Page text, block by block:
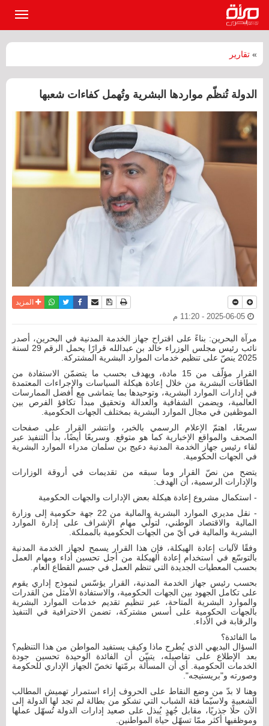
» تقارير
الدولة تُنظّم مواردها البشرية وتُهمل كفاءات شعبها
نسخة للطباعة
حفظ الموضوع
أرسل الى صديق
فيسبوكتويترواتسابالمزيد
مرآة البحرين: بناءً على اقتراح جهاز الخدمة المدنية في البحرين، أصدر
نائب رئيس مجلس الوزراء خالد بن عبدالله قرارًا يحمل الرقم 29 لسنة
2025 ينصّ على تنظيم خدمات الموارد البشرية المشتركة.
القرار مؤلّف من 15 مادة، ويهدف بحسب ما يتضمّن الاستفادة من
الطاقات البشرية من خلال إعادة هيكلة السياسات والإجراءات المعتمدة
في إدارات الموارد البشرية، وتوحيدها بما يتماشى مع أفضل الممارسات
العالمية، ويضمن الشفافية والعدالة وتحقيق مبدأ تكافؤ الفرص بين
الموظفين في مجال الموارد البشرية بمختلف الجهات الحكومية.
سريعًا، اهتمّ الإعلام الرسمي بالخبر، وانتشر القرار على صفحات
الصحف والمواقع الإخبارية كما هو متوقع. وسريعًا أيضًا، بدأ التنفيذ عبر
لقاء رئيس جهاز الخدمة المدنية دعيج بن سلمان مدراء الموارد البشرية
في الجهات الحكومية.
يتضح من نصّ القرار وما سبقه من تقديمات في أروقة الوزارات
والإدارات الرسمية، أن الهدف:
- استكمال مشروع إعادة هيكلة بعض الإدارات والجهات الحكومية
- نقل مديري الموارد البشرية والمالية من 22 جهة حكومية إلى وزارة
المالية والاقتصاد الوطني، لتولّي مهام الإشراف على إدارة الموارد
البشرية والمالية في أيّ من الجهات الحكومية بالمملكة.
وفقًا لآليات إعادة الهيكلة، فإن هذا القرار يسمح لجهاز الخدمة المدنية
بالتوسّع في استخدام إعادة الهيكلة من أجل تحسين أداء ومهام العمل
بحسب المعطيات الجديدة التي تنظم العمل في جسم القطاع العام.
بحسب رئيس جهاز الخدمة المدنية، القرار يؤسّس لنموذج إداري يقوم
على تكامل الجهود بين الجهات الحكومية، والاستفادة الأمثل من القدرات
والموارد البشرية المتاحة، عبر تنظيم تقديم خدمات الموارد البشرية
بالجهات الحكومية على أسس مشتركة، تضمن الاحترافية في التنفيذ
والرقابة في الأداء.
ما الفائدة؟
السؤال البديهي الذي يُطرح ماذا وكيف يستفيد المواطن من هذا التنظيم؟
بعد الإطلاع على تفاصيله، يتبيّن أن الفائدة الوحيدة تحسين جودة
الخدمات الحكومية. أي أن المسألة برمّتها تخصّ الجهاز الإداري للحكومة
وصورته و"بريستيجه".
وهنا لا بدّ من وضع النقاط على الحروف إزاء استمرار تهميش المطالب
الشعبية ولاسيّما فئة الشباب التي تشكو من بطالة لم تجد لها الدولة إلى
الآن حلًا جذريًا، مقابل جُهدٍ يُبذل على صعيد إدارات الدولة تُسهّل عملها
وموظفيها أكثر ممّا تسهّل حياة المواطنين.